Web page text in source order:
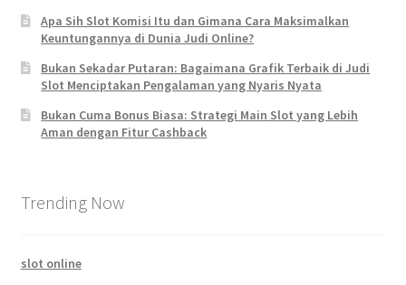
Apa Sih Slot Komisi Itu dan Gimana Cara Maksimalkan
Keuntungannya di Dunia Judi Online?
Bukan Sekadar Putaran: Bagaimana Grafik Terbaik di Judi
Slot Menciptakan Pengalaman yang Nyaris Nyata
Bukan Cuma Bonus Biasa: Strategi Main Slot yang Lebih
Aman dengan Fitur Cashback
Trending Now
slot online